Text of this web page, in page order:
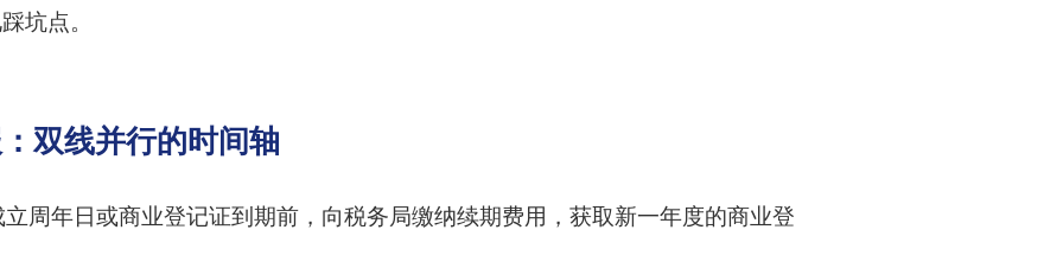
坑点。
双线并行的时间轴
周年日或商业登记证到期前，向税务局缴纳续期费用，获取新一年度的商业登